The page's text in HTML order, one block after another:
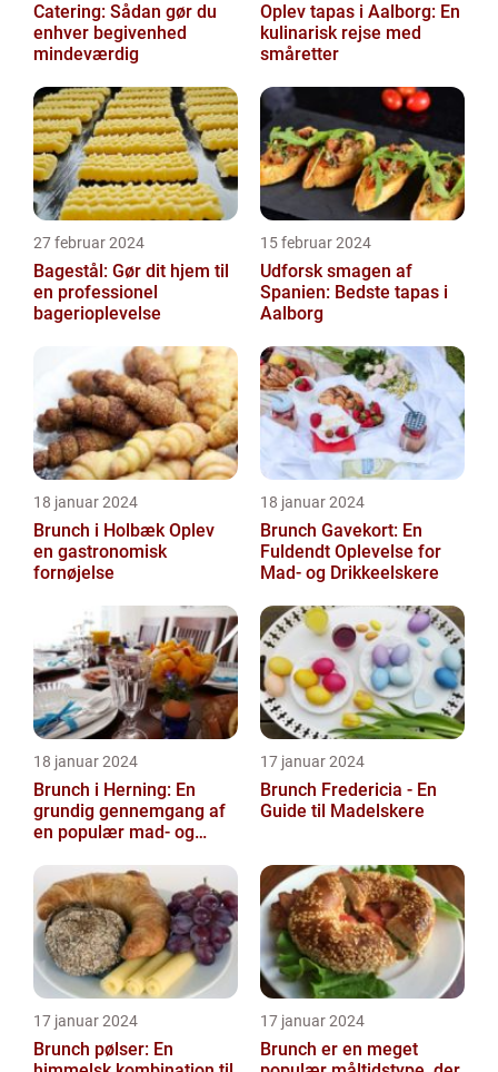
Catering: Sådan gør du
enhver begivenhed
mindeværdig
Oplev tapas i Aalborg: En
kulinarisk rejse med
småretter
27 februar 2024
Bagestål: Gør dit hjem til
en professionel
bagerioplevelse
15 februar 2024
Udforsk smagen af
Spanien: Bedste tapas i
Aalborg
18 januar 2024
Brunch i Holbæk Oplev
en gastronomisk
fornøjelse
18 januar 2024
Brunch Gavekort: En
Fuldendt Oplevelse for
Mad- og Drikkeelskere
18 januar 2024
Brunch i Herning: En
grundig gennemgang af
en populær mad- og
17 januar 2024
Brunch Fredericia - En
Guide til Madelskere
17 januar 2024
Brunch pølser: En
17 januar 2024
Brunch er en meget